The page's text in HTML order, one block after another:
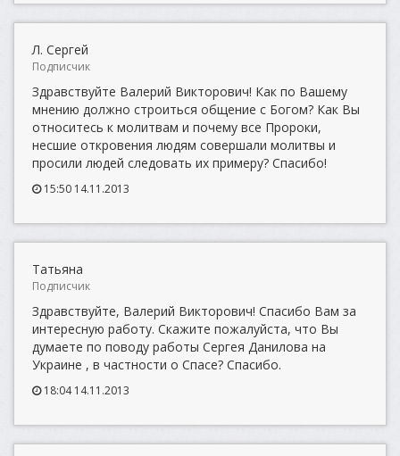
Л. Сергей
Подписчик
Здравствуйте Валерий Викторович! Как по Вашему
мнению должно строиться общение с Богом? Как Вы
относитесь к молитвам и почему все Пророки,
несшие откровения людям совершали молитвы и
просили людей следовать их примеру? Спасибо!
15:50 14.11.2013
Татьяна
Подписчик
Здравствуйте, Валерий Викторович! Спасибо Вам за
интересную работу. Скажите пожалуйста, что Вы
думаете по поводу работы Сергея Данилова на
Украине , в частности о Спасе? Спасибо.
18:04 14.11.2013